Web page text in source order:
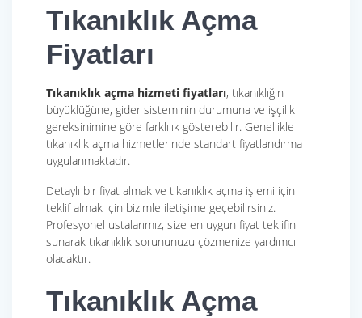
Tıkanıklık Açma
Fiyatları
Tıkanıklık açma hizmeti fiyatları, tıkanıklığın
büyüklüğüne, gider sisteminin durumuna ve işçilik
gereksinimine göre farklılık gösterebilir. Genellikle
tıkanıklık açma hizmetlerinde standart fiyatlandırma
uygulanmaktadır.
Detaylı bir fiyat almak ve tıkanıklık açma işlemi için
teklif almak için bizimle iletişime geçebilirsiniz.
Profesyonel ustalarımız, size en uygun fiyat teklifini
sunarak tıkanıklık sorununuzu çözmenize yardımcı
olacaktır.
Tıkanıklık Açma